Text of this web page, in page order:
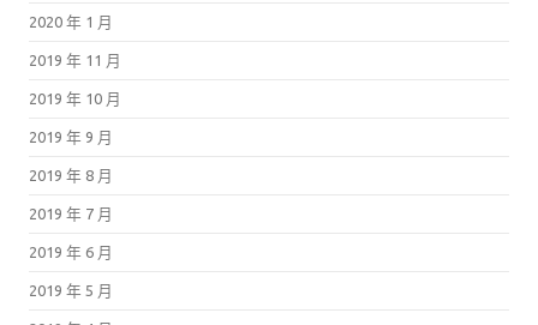
2020 年 1 月
2019 年 11 月
2019 年 10 月
2019 年 9 月
2019 年 8 月
2019 年 7 月
2019 年 6 月
2019 年 5 月